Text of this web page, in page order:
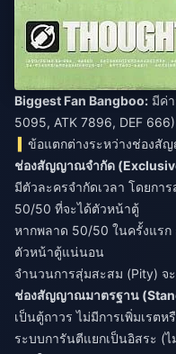
Biggest Fan Bangboo: มีค่
5095, ATK 7896, DEF 666)
ข้อแตกต่างระหว่างช่อง
ช่องสัญญาณจำกัด
มีตัวละครจำกัดเวลา โดยกา
50/50 ที่จะได้ตัวหน้าตู้
หากพลาด 50/50 ในครั้งแรก
ตัวหน้าตู้แน่นอน
จำนวนการสุ่มสะสม (Pity) จ
ช่องสัญญาณมาตรฐาน
เป็นตู้ถาวร ไม่มีการเพิ่มเรต
ระบบการันตีแยกเป็นอิสระ (